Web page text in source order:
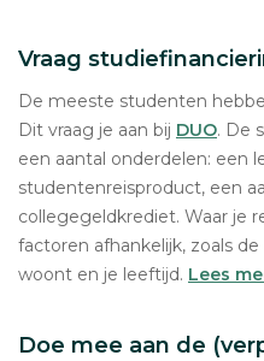
Vraag
De meeste studenten
Dit vraag je aan bij DUO. De
een aantal onderdelen: een
studentenreisproduct, een
collegegeldkrediet. Waar je
factoren afhankelijk, zoals
woont en je leeftijd. Lees
Doe mee aan de